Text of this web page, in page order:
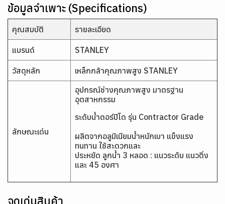
ข้อมูลจำเพาะ (Specifications)
คุณสมบัติ รายละเอียด
แบรนด์ STANLEY
วัสดุหลัก เหล็กกล้าคุณภาพสูง STANLEY
ลักษณะเด่น
อุปกรณ์ช่างคุณภาพสูง มาตรฐาน
อุตสาหกรรม
ระดับน้ำตอร์ปิโด รุ่น Contractor Grade
ผลิตจากอลูมิเนียมน้ำหนักเบา แข็งแรง
ทนทาน ใช้สะดวกและ
ประหยัด ลูกน้ำ 3 หลอด : แนวระดับ แนวดิ่ง
และ 45 องศา
จุดเด่นสินค้า